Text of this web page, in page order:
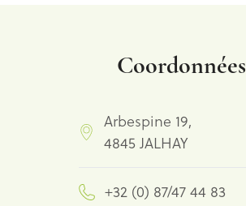
Coordonnées
Arbespine 19,
4845 JALHAY
+32 (0) 87/47 44 83